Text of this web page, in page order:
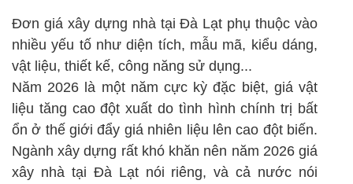
Đơn giá xây dựng nhà tại Đà Lạt phụ thuộc vào
nhiều yếu tố như diện tích, mẫu mã, kiểu dáng,
vật liệu, thiết kế, công năng sử dụng...
Năm 2026 là một năm cực kỳ đặc biệt, giá vật
liệu tăng cao đột xuất do tình hình chính trị bất
ổn ở thế giới đẩy giá nhiên liệu lên cao đột biến.
Ngành xây dựng rất khó khăn nên năm 2026 giá
xây nhà tại Đà Lạt nói riêng, và cả nước nói